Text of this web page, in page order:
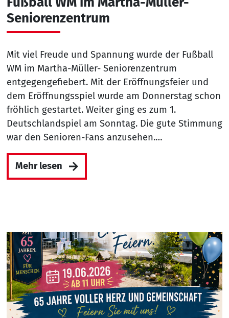
Seniorenzentrum
Mit viel Freude und Spannung wurde der Fußball
WM im Martha-Müller- Seniorenzentrum
entgegengefiebert. Mit der Eröffnungsfeier und
dem Eröffnungsspiel wurde am Donnerstag schon
fröhlich gestartet. Weiter ging es zum 1.
Deutschlandspiel am Sonntag. Die gute Stimmung
war den Senioren-Fans anzusehen.…
Mehr lesen